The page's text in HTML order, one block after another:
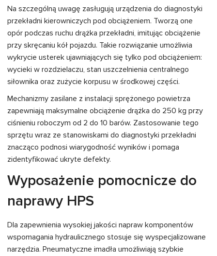
Na szczególną uwagę zasługują urządzenia do diagnostyki
przekładni kierowniczych pod obciążeniem. Tworzą one
opór podczas ruchu drążka przekładni, imitując obciążenie
przy skręcaniu kół pojazdu. Takie rozwiązanie umożliwia
wykrycie usterek ujawniających się tylko pod obciążeniem:
wycieki w rozdzielaczu, stan uszczelnienia centralnego
siłownika oraz zużycie korpusu w środkowej części.
Mechanizmy zasilane z instalacji sprężonego powietrza
zapewniają maksymalne obciążenie drążka do 250 kg przy
ciśnieniu roboczym od 2 do 10 barów. Zastosowanie tego
sprzętu wraz ze stanowiskami do diagnostyki przekładni
znacząco podnosi wiarygodność wyników i pomaga
zidentyfikować ukryte defekty.
Wyposażenie pomocnicze do
naprawy HPS
Dla zapewnienia wysokiej jakości napraw komponentów
wspomagania hydraulicznego stosuje się wyspecjalizowane
narzędzia. Pneumatyczne imadła umożliwiają szybkie